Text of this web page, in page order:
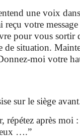
une voix
votre
pour vous sortir
de situation.
moi votre
sur le siège
après moi :
….”